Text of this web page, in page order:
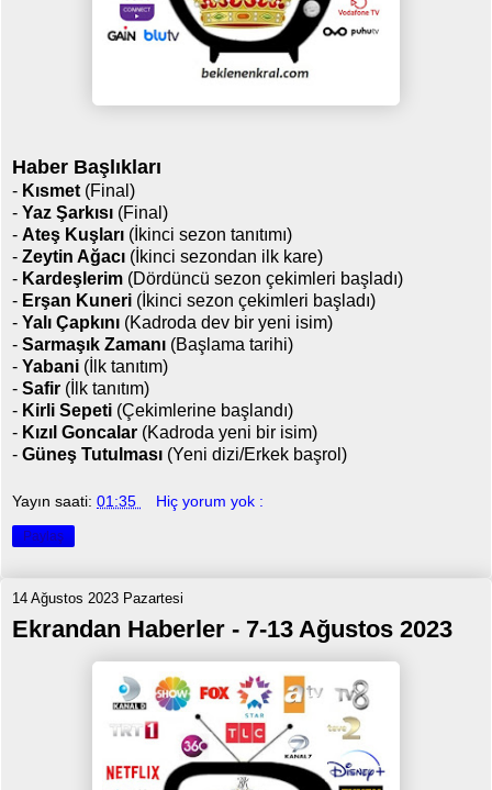
Haber Başlıkları
- Kısmet (Final)
- Yaz Şarkısı (Final)
- Ateş Kuşları (İkinci sezon tanıtımı)
- Zeytin Ağacı (İkinci sezondan ilk kare)
- Kardeşlerim (Dördüncü sezon çekimleri başladı)
- Erşan Kuneri (İkinci sezon çekimleri başladı)
- Yalı Çapkını (Kadroda dev bir yeni isim)
- Sarmaşık Zamanı (Başlama tarihi)
- Yabani (İlk tanıtım)
- Safir (İlk tanıtım)
- Kirli Sepeti (Çekimlerine başlandı)
- Kızıl Goncalar (Kadroda yeni bir isim)
- Güneş Tutulması (Yeni dizi/Erkek başrol)
Yayın saati: 01:35 Hiç yorum yok :
Paylaş
14 Ağustos 2023 Pazartesi
Ekrandan Haberler - 7-13 Ağustos 2023